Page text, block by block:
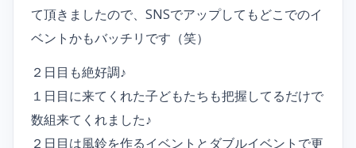
て頂きましたので、SNSでアップしてもどこでのイ
ベントかもバッチリです（笑）
２日目も絶好調♪
１日目に来てくれた子どもたちも把握してるだけで
数組来てくれました♪
２日目は風鈴を作るイベントとダブルイベントで更